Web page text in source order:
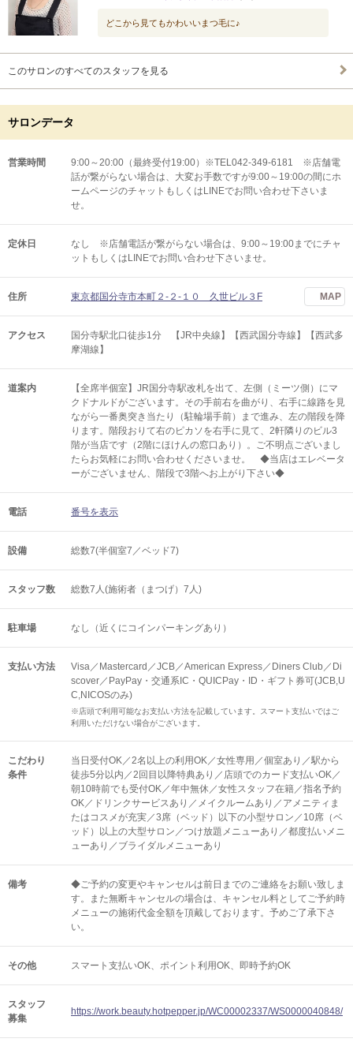
どこから見てもかわいいまつ毛に♪
このサロンのすべてのスタッフを見る
サロンデータ
営業時間
9:00～20:00（最終受付19:00）※TEL042-349-6181 ※店舗電
話が繋がらない場合は、大変お手数ですが9:00～19:00の間にホ
ームページのチャットもしくはLINEでお問い合わせ下さいま
せ。
定休日
なし ※店舗電話が繋がらない場合は、9:00～19:00までにチャ
ットもしくはLINEでお問い合わせ下さいませ。
住所 東京都国分寺市本町２-２-１０ 久世ビル３F MAP
アクセス
国分寺駅北口徒歩1分 【JR中央線】【西武国分寺線】【西武多
摩湖線】
道案内
【全席半個室】JR国分寺駅改札を出て、左側（ミーツ側）にマ
クドナルドがございます。その手前右を曲がり、右手に線路を見
ながら一番奥突き当たり（駐輪場手前）まで進み、左の階段を降
ります。階段おりて右のピカソを右手に見て、2軒隣りのビル3
階が当店です（2階にほけんの窓口あり）。ご不明点ございまし
たらお気軽にお問い合わせくださいませ。 ◆当店はエレベータ
ーがございません、階段で3階へお上がり下さい◆
電話 番号を表示
設備 総数7(半個室7／ベッド7)
スタッフ数 総数7人(施術者（まつげ）7人)
駐車場 なし（近くにコインパーキングあり）
支払い方法
Visa／Mastercard／JCB／American Express／Diners Club／Di
scover／PayPay・交通系IC・QUICPay・ID・ギフト券可(JCB,U
C,NICOSのみ)
※店頭で利用可能なお支払い方法を記載しています。スマート支払いではご
利用いただけない場合がございます。
こだわり
条件
当日受付OK／2名以上の利用OK／女性専用／個室あり／駅から
徒歩5分以内／2回目以降特典あり／店頭でのカード支払いOK／
朝10時前でも受付OK／年中無休／女性スタッフ在籍／指名予約
OK／ドリンクサービスあり／メイクルームあり／アメニティま
たはコスメが充実／3席（ベッド）以下の小型サロン／10席（ベ
ッド）以上の大型サロン／つけ放題メニューあり／都度払いメニ
ューあり／ブライダルメニューあり
備考
◆ご予約の変更やキャンセルは前日までのご連絡をお願い致しま
す。また無断キャンセルの場合は、キャンセル料としてご予約時
メニューの施術代金全額を頂戴しております。予めご了承下さ
い。
その他 スマート支払いOK ポイント利用OK 即時予約OK
スタッフ
募集
https://work.beauty.hotpepper.jp/WC00002337/WS0000040848/